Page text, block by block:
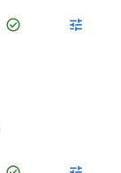
check_circle tune